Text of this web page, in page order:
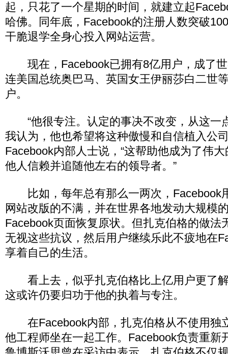
起，只花了一个星期的时间，就建立起
哈佛。同年底，Facebook的注册人数突破
干脆退学全身心投入网站运营。
现在，Facebook已拥有8亿用户，成了世
连美国总统奥巴马、英国女王伊丽莎白二世
户。
“他很专注。认定的事决不改变，从这一
我认为，他也希望将这种傲慢和自信植入公
Facebook内部人士说，“这帮助他成为了伟
他人信赖并追随他左右的领导者。”
比如，每年总有那么一两次，Facebook
网站改版的不满，并在世界各地发动大规模
Facebook页面恢复原状。但扎克伯格的做
无视这些抗议，然后用户继续乐此不疲地在
享着自己的生活。
看上去，似乎扎克伯格比上亿用户更了
这或许仍要归功于他的执着与专注。
在Facebook内部，扎克伯格从不使用独
他工程师坐在一起工作。Facebook负责重新